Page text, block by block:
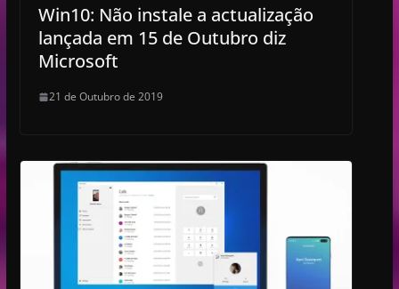
Win10: Não instale a actualização
lançada em 15 de Outubro diz
Microsoft
21 de Outubro de 2019